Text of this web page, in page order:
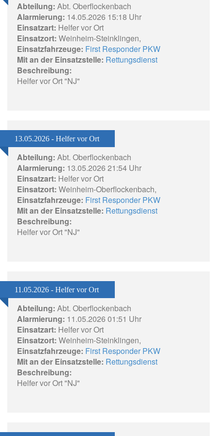
Abteilung: Abt. Oberflockenbach
Alarmierung: 14.05.2026 15:18 Uhr
Einsatzart: Helfer vor Ort
Einsatzort: Weinheim-Steinklingen,
Einsatzfahrzeuge: First Responder PKW
Mit an der Einsatzstelle: Rettungsdienst
Beschreibung:
Helfer vor Ort "NJ"
13.05.2026 - Helfer vor Ort
Abteilung: Abt. Oberflockenbach
Alarmierung: 13.05.2026 21:54 Uhr
Einsatzart: Helfer vor Ort
Einsatzort: Weinheim-Oberflockenbach,
Einsatzfahrzeuge: First Responder PKW
Mit an der Einsatzstelle: Rettungsdienst
Beschreibung:
Helfer vor Ort "NJ"
11.05.2026 - Helfer vor Ort
Abteilung: Abt. Oberflockenbach
Alarmierung: 11.05.2026 01:51 Uhr
Einsatzart: Helfer vor Ort
Einsatzort: Weinheim-Steinklingen,
Einsatzfahrzeuge: First Responder PKW
Mit an der Einsatzstelle: Rettungsdienst
Beschreibung:
Helfer vor Ort "NJ"